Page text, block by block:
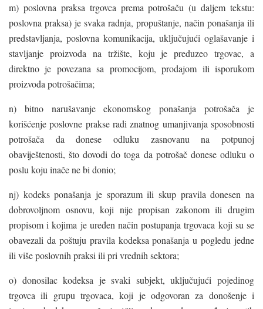
m) poslovna praksa trgovca prema potrošaču (u daljem tekstu:
poslovna praksa) je svaka radnja, propuštanje, način ponašanja ili
predstavljanja, poslovna komunikacija, uključujući oglašavanje i
stavljanje proizvoda na tržište, koju je preduzeo trgovac, a
direktno je povezana sa promocijom, prodajom ili isporukom
proizvoda potrošačima;
n) bitno narušavanje ekonomskog ponašanja potrošača je
korišćenje poslovne prakse radi znatnog umanjivanja sposobnosti
potrošača da donese odluku zasnovanu na potpunoj
obaviještenosti, što dovodi do toga da potrošač donese odluku o
poslu koju inače ne bi donio;
nj) kodeks ponašanja je sporazum ili skup pravila donesen na
dobrovoljnom osnovu, koji nije propisan zakonom ili drugim
propisom i kojima je uređen način postupanja trgovaca koji su se
obavezali da poštuju pravila kodeksa ponašanja u pogledu jedne
ili više poslovnih praksi ili pri vrednih sektora;
o) donosilac kodeksa je svaki subjekt, uključujući pojedinog
trgovca ili grupu trgovaca, koji je odgovoran za donošenje i